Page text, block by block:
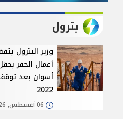
بترول
وزير البترول
أعمال الحفر
أسوان بعد
2022
06 أغسطس, 2026 10:11 ص